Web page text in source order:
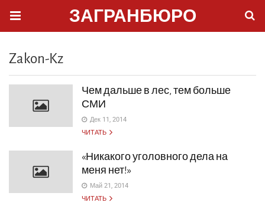
ЗАГРАНБЮРО
Zakon-Kz
Чем дальше в лес, тем больше
СМИ
Дек 11, 2014
ЧИТАТЬ
«Никакого уголовного дела на
меня нет!»
Май 21, 2014
ЧИТАТЬ